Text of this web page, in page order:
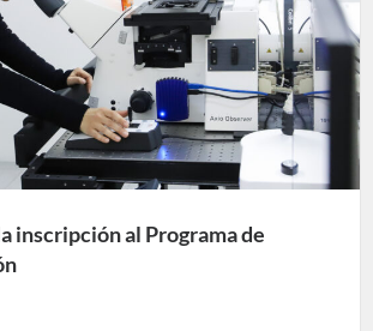
inscripción al Programa de